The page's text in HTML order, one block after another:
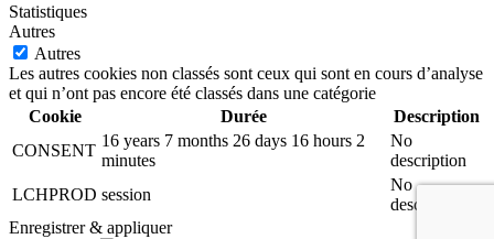
Statistiques
Autres
Autres
Les autres cookies non classés sont ceux qui sont en cours d’analyse
et qui n’ont pas encore été classés dans une catégorie
Cookie
Durée
Description
CONSENT
16 years 7 months 26 days 16 hours 2
minutes
No
description
LCHPROD session
No
description
Enregistrer & appliquer